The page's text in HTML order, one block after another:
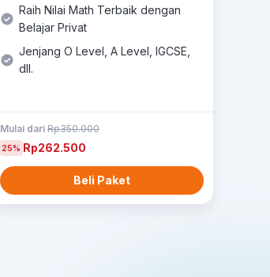
Raih Nilai Math Terbaik dengan
Belajar Privat
Jenjang O Level, A Level, IGCSE,
dll.
Mulai dari Rp350.000
25% Rp262.500
Beli Paket